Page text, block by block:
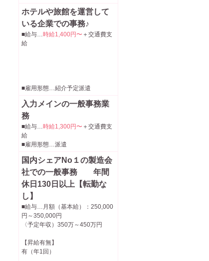
ホテルや旅館を運営して
いる企業での事務♪
■給与…時給1,400円〜 ＋交通費支
給
■雇用形態…紹介予定派遣
入力メインの一般事務業
務
■給与…時給1,300円〜 ＋交通費支
給
■雇用形態…派遣
国内シェアNo１の製造会
社での一般事務 年間
休日130日以上【転勤な
し】
■給与…月額（基本給）：250,000
円～350,000円
〈予定年収）350万～450万円
【昇給有無】
有（年1回）